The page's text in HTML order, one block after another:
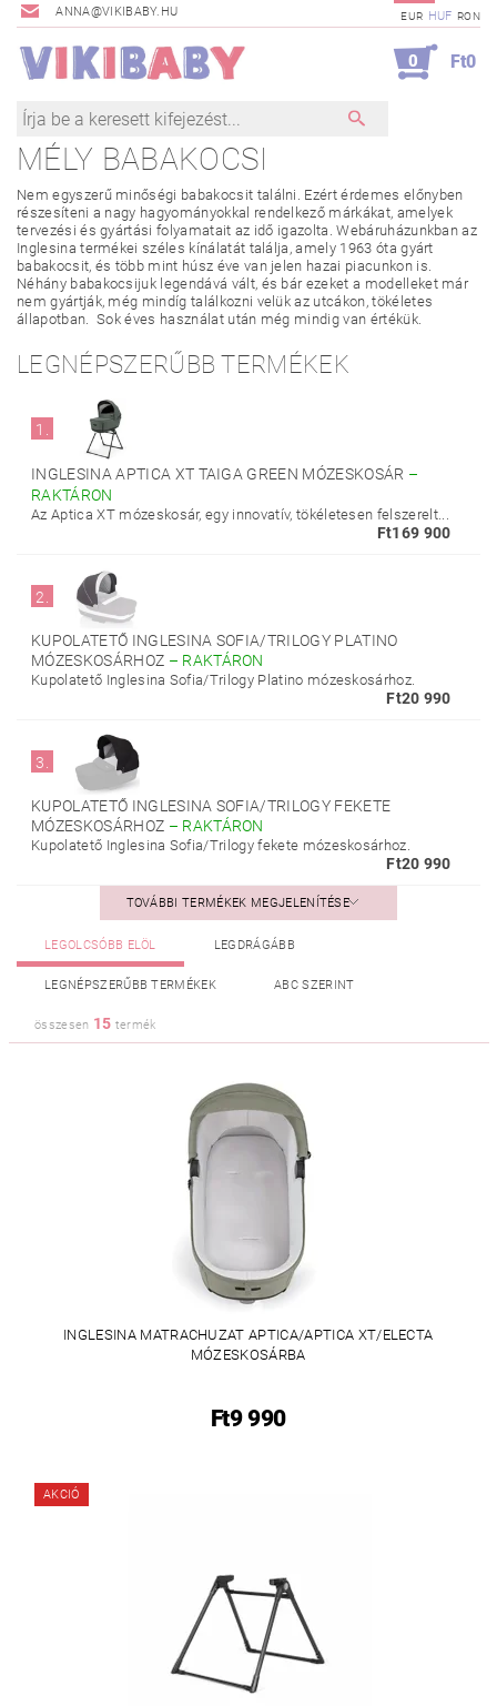
ANNA@VIKIBABY.HU EUR HUF RON
0 Ft0
MÉLY BABAKOCSI
Nem egyszerű minőségi babakocsit találni. Ezért érdemes előnyben
részesíteni a nagy hagyományokkal rendelkező márkákat, amelyek
tervezési és gyártási folyamatait az idő igazolta. Webáruházunkban az
Inglesina termékei széles kínálatát találja, amely 1963 óta gyárt
babakocsit, és több mint húsz éve van jelen hazai piacunkon is.
Néhány babakocsijuk legendává vált, és bár ezeket a modelleket már
nem gyártják, még mindíg találkozni velük az utcákon, tökéletes
állapotban. Sok éves használat után még mindig van értékük.
LEGNÉPSZERŰBB TERMÉKEK
1.
INGLESINA APTICA XT TAIGA GREEN MÓZESKOSÁR –
RAKTÁRON
Az Aptica XT mózeskosár, egy innovatív, tökéletesen felszerelt...
Ft169 900
2.
KUPOLATETŐ INGLESINA SOFIA/TRILOGY PLATINO
MÓZESKOSÁRHOZ – RAKTÁRON
Kupolatető Inglesina Sofia/Trilogy Platino mózeskosárhoz.
Ft20 990
3.
KUPOLATETŐ INGLESINA SOFIA/TRILOGY FEKETE
MÓZESKOSÁRHOZ – RAKTÁRON
Kupolatető Inglesina Sofia/Trilogy fekete mózeskosárhoz.
Ft20 990
TOVÁBBI TERMÉKEK MEGJELENÍTÉSE
LEGOLCSÓBB ELÖL LEGDRÁGÁBB
LEGNÉPSZERŰBB TERMÉKEK ABC SZERINT
összesen 15 termék
INGLESINA MATRACHUZAT APTICA/APTICA XT/ELECTA
MÓZESKOSÁRBA
Ft9 990
AKCIÓ